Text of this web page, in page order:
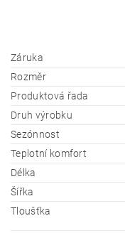
Záruka
Rozměr
Produktová řada
Druh výrobku
Sezónnost
Teplotní komfort
Délka
Šířka
Tloušťka